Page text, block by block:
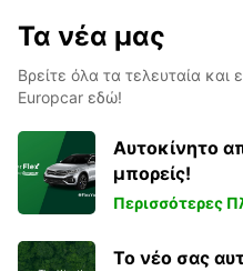
Τα νέα μας
Βρείτε όλα τα τελευταία και
Europcar εδώ!
Αυτοκίνητο
μπορείς!
Περισσότερες
Το νέο σας